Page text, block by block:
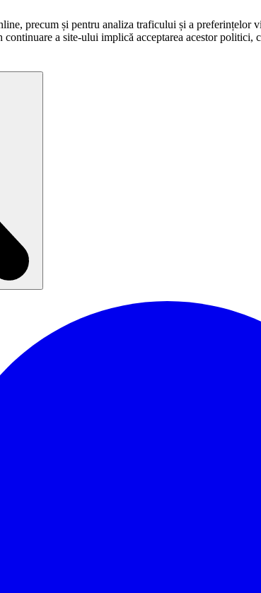
precum și pentru analiza traficului și a
continuare a site-ului implică acceptarea acestor politici,